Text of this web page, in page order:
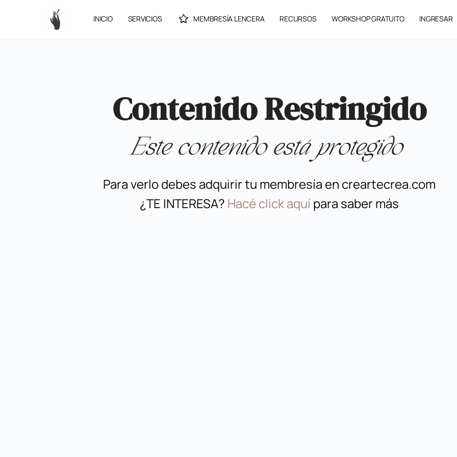
INICIO SERVICIOS MEMBRESÍA LENCERA RECURSOS WORKSHOP GRATUITO INGRESAR
Contenido Restringido
Este contenido está protegido
Para verlo debes adquirir tu membresía en creartecrea.com
¿TE INTERESA? Hacé click aquí para saber más